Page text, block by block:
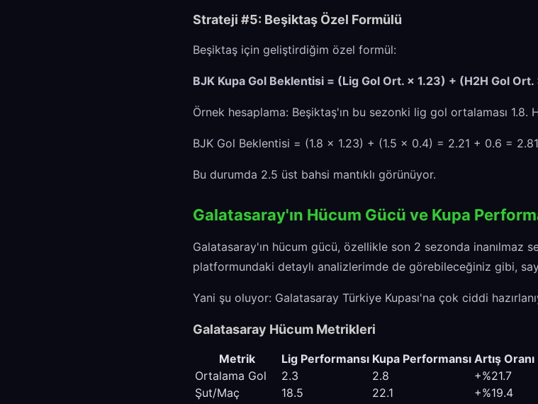
Strateji #5: Beşiktaş Özel Formülü
Beşiktaş için geliştirdiğim özel formül:
BJK Kupa Gol Beklentisi = (Lig Gol Ort. × 1.23) + (H2H Gol
Örnek hesaplama: Beşiktaş'ın bu sezonki lig gol ortalaması 1.8.
BJK Gol Beklentisi = (1.8 × 1.23) + (1.5 × 0.4) = 2.21 + 0.6 =
Bu durumda 2.5 üst bahsi mantıklı görünüyor.
Galatasaray'ın Hücum Gücü ve Kupa
Galatasaray'ın hücum gücü, özellikle son 2 sezonda inanılmaz
platformundaki detaylı analizlerimde de görebileceğiniz gibi,
Yani şu oluyor: Galatasaray Türkiye Kupası'na çok ciddi
Galatasaray Hücum Metrikleri
Metrik Lig Performansı Kupa Performansı Artış Oranı
Ortalama Gol
2.3 2.8
+%21.7
Şut/Maç
18.5 22.1
+%19.4